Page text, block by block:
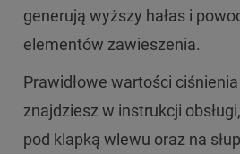
generują wyższy hałas i
elementów zawieszenia.
Prawidłowe wartości
znajdziesz w instrukcji
pod klapką wlewu oraz na